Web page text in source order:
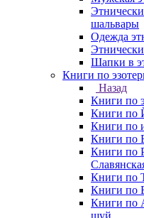
шальвары
Одежда
Шапки в
Книги по
Назад
Книги по
Книги по
Книги по
Книги по
Книги по
Книги по
Книги по
Книги по
шуй